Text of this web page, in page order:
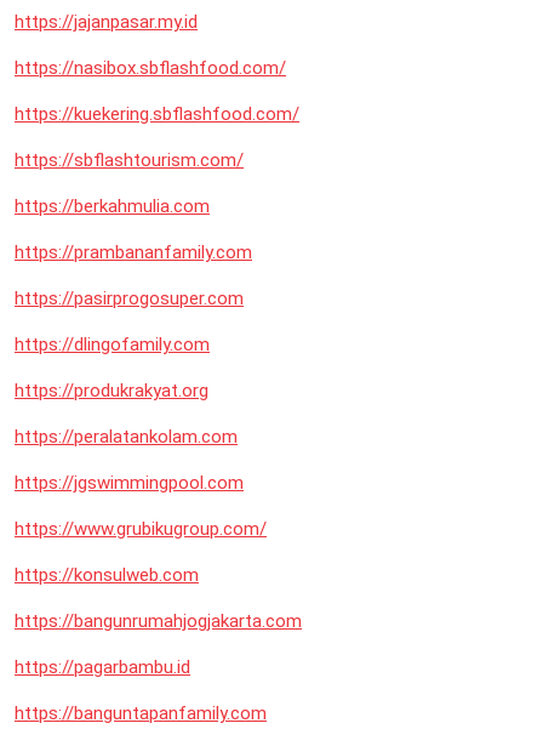
https://jajanpasar.my.id
https://nasibox.sbflashfood.com/
https://kuekering.sbflashfood.com/
https://sbflashtourism.com/
https://berkahmulia.com
https://prambananfamily.com
https://pasirprogosuper.com
https://dlingofamily.com
https://produkrakyat.org
https://peralatankolam.com
https://jgswimmingpool.com
https://www.grubikugroup.com/
https://konsulweb.com
https://bangunrumahjogjakarta.com
https://pagarbambu.id
https://banguntapanfamily.com